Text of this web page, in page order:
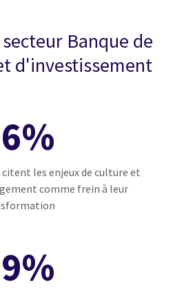
Banque de
d'investissement
les enjeux de culture et
comme frein à leur